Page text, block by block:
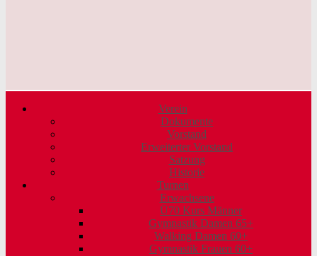
Verein
Dokumente
Vorstand
Erweiterter Vorstand
Satzung
Historie
Turnen
Erwachsene
Ü70 Kurs Männer
Gymnastik Damen 65+
Walking Damen 60+
Gymnastik Frauen 60+